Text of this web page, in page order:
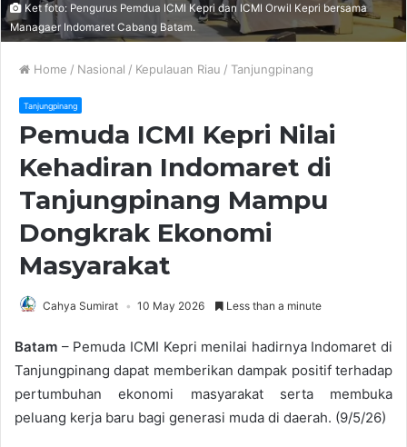
Ket foto: Pengurus Pemdua ICMI Kepri dan ICMI Orwil Kepri bersama
Managaer Indomaret Cabang Batam.
Home / Nasional / Kepulauan Riau / Tanjungpinang
Tanjungpinang
Pemuda ICMI Kepri Nilai
Kehadiran Indomaret di
Tanjungpinang Mampu
Dongkrak Ekonomi
Masyarakat
Cahya Sumirat 10 May 2026 Less than a minute
Batam – Pemuda ICMI Kepri menilai hadirnya Indomaret⁠ di
Tanjungpinang dapat memberikan dampak positif terhadap
pertumbuhan ekonomi masyarakat serta membuka
peluang kerja baru bagi generasi muda di daerah. (9/5/26)